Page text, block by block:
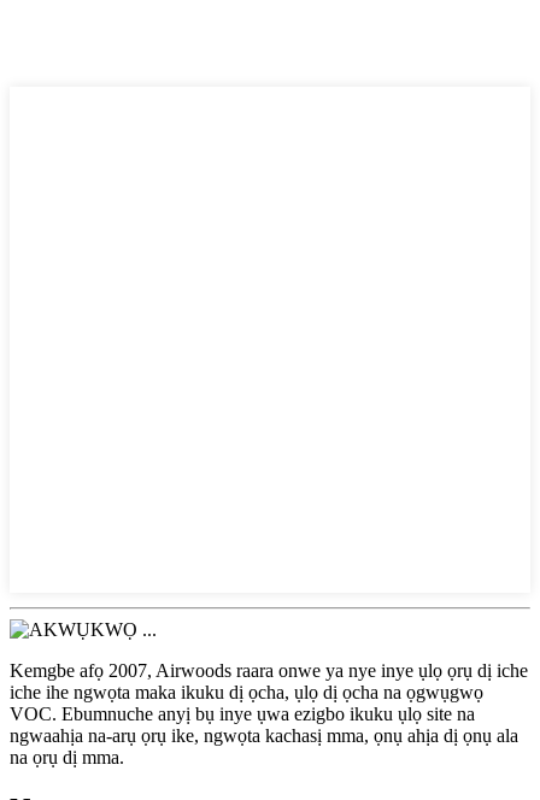
Kemgbe afọ 2007, Airwoods raara onwe ya nye inye ụlọ ọrụ dị iche
iche ihe ngwọta maka ikuku dị ọcha, ụlọ dị ọcha na ọgwụgwọ
VOC. Ebumnuche anyị bụ inye ụwa ezigbo ikuku ụlọ site na
ngwaahịa na-arụ ọrụ ike, ngwọta kachasị mma, ọnụ ahịa dị ọnụ ala
na ọrụ dị mma.